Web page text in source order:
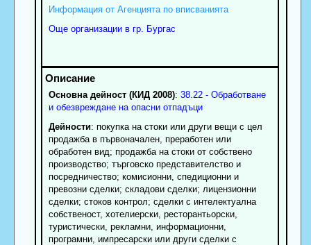
Информация от Агенцията по вписванията
Още организации в гр. Бургас
Основна дейност (КИД 2008): 38.22 - Обработване
и обезвреждане на опасни отпадъци
Дейности: покупка на стоки или други вещи с цел
продажба в първоначален, преработен или
обработен вид; продажба на стоки от собствено
производство; търговско представителство и
посредничество; комисионни, спедиционни и
превозни сделки; складови сделки; лицензионни
сделки; стоков контрол; сделки с интелектуална
собственост, хотелиерски, ресторантьорски,
туристически, рекламни, информационни,
програмни, импресарски или други сделки с